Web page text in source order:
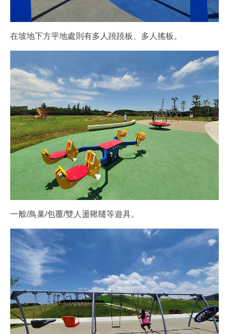
在坡地下方平地處則有多人蹺蹺板、多人搖板。
一般/鳥巢/包覆/雙人盪鞦韆等遊具。